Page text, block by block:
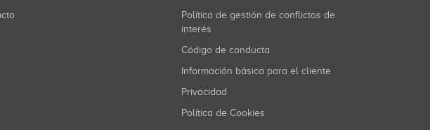
Política de gestión de conflictos de
interés
Código de conducta
Información básica para el cliente
Privacidad
Política de Cookies